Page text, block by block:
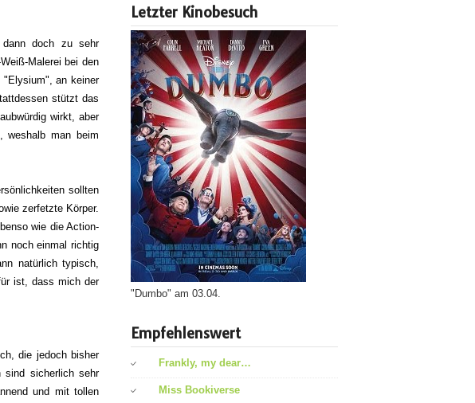
dann doch zu sehr
Malerei bei den
"Elysium", an keiner
stützt das
wirkt, aber
weshalb man beim
sollten
zerfetzte Körper.
wie die Action-
noch einmal richtig
natürlich typisch,
ist, dass mich der
die jedoch bisher
sind sicherlich sehr
und mit tollen
Letzter Kinobesuch
"Dumbo" am 03.04.
Empfehlenswert
Frankly, my dear…
Miss Bookiverse